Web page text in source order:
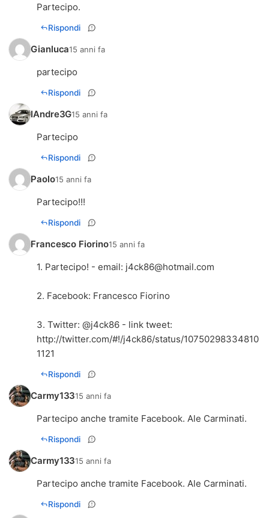
Partecipo.
Rispondi
Gianluca15 anni fa
partecipo
Rispondi
IAndre3G15 anni fa
Partecipo
Rispondi
Paolo15 anni fa
Partecipo!!!
Rispondi
Francesco Fiorino15 anni fa
1. Partecipo! - email: j4ck86@hotmail.com
2. Facebook: Francesco Fiorino
3. Twitter: @j4ck86 - link tweet:
http://twitter.com/#!/j4ck86/status/10750298334810
1121
Rispondi
Carmy13315 anni fa
Partecipo anche tramite Facebook. Ale Carminati.
Rispondi
Carmy13315 anni fa
Partecipo anche tramite Facebook. Ale Carminati.
Rispondi